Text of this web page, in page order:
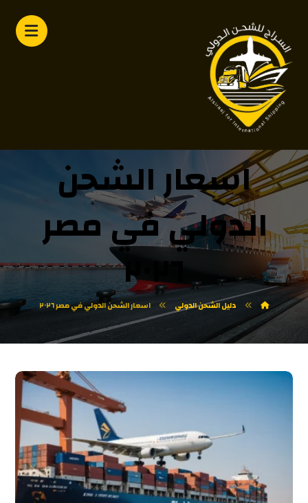
اسعار الشحن
الدولي في مصر
٢٠٢٦
دليل الشحن الدولي اسعار الشحن الدولي في مصر ٢٠٢٦